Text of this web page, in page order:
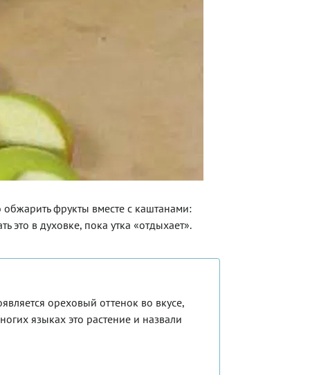
фрукты вместе с каштанами:
в духовке, пока утка «отдыхает».
ореховый оттенок во вкусе,
языках это растение и назвали